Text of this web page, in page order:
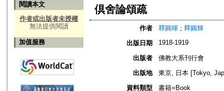
閱讀本文
作者或出版者未授權
無法提供閱讀
加值服務
倶舍論頌疏
作者 釋圓暉 ; 釋圓輝
出版日期
1918-1919
出版者
佛教大系刊行會
出版地
東京, 日本 [Tokyo,
資料類型
書籍=Book